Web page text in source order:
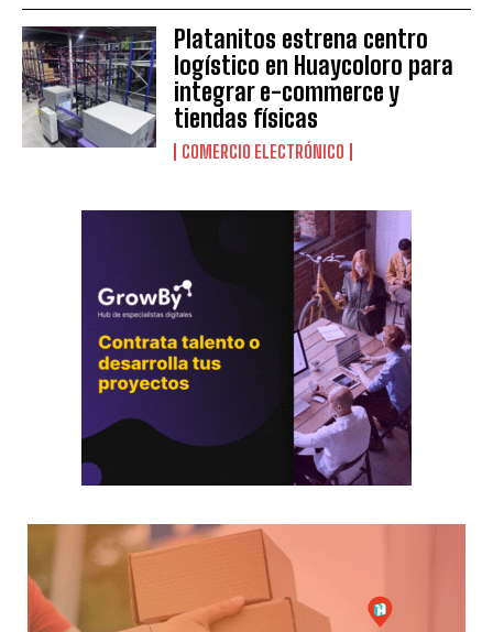
Platanitos estrena centro
logístico en Huaycoloro para
integrar e-commerce y
tiendas físicas
COMERCIO ELECTRÓNICO